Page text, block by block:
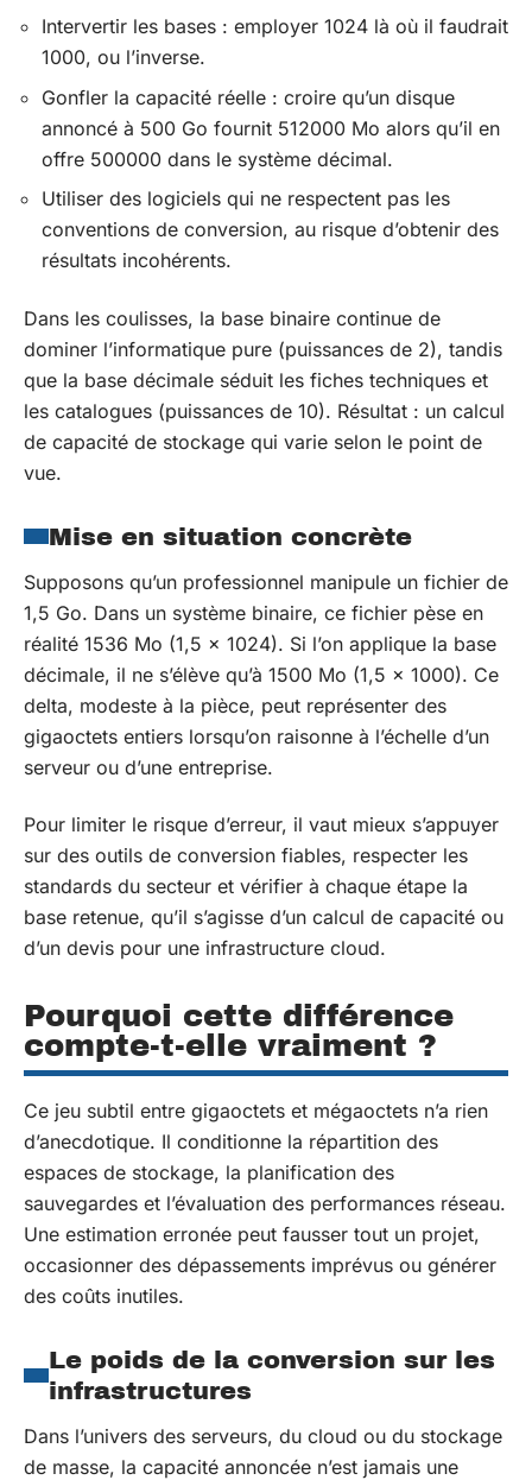
Intervertir les bases : employer 1024 là où il faudrait
1000, ou l’inverse.
Gonfler la capacité réelle : croire qu’un disque
annoncé à 500 Go fournit 512000 Mo alors qu’il en
offre 500000 dans le système décimal.
Utiliser des logiciels qui ne respectent pas les
conventions de conversion, au risque d’obtenir des
résultats incohérents.
Dans les coulisses, la base binaire continue de
dominer l’informatique pure (puissances de 2), tandis
que la base décimale séduit les fiches techniques et
les catalogues (puissances de 10). Résultat : un calcul
de capacité de stockage qui varie selon le point de
vue.
Mise en situation concrète
Supposons qu’un professionnel manipule un fichier de
1,5 Go. Dans un système binaire, ce fichier pèse en
réalité 1536 Mo (1,5 x 1024). Si l’on applique la base
décimale, il ne s’élève qu’à 1500 Mo (1,5 x 1000). Ce
delta, modeste à la pièce, peut représenter des
gigaoctets entiers lorsqu’on raisonne à l’échelle d’un
serveur ou d’une entreprise.
Pour limiter le risque d’erreur, il vaut mieux s’appuyer
sur des outils de conversion fiables, respecter les
standards du secteur et vérifier à chaque étape la
base retenue, qu’il s’agisse d’un calcul de capacité ou
d’un devis pour une infrastructure cloud.
Pourquoi cette différence
compte-t-elle vraiment ?
Ce jeu subtil entre gigaoctets et mégaoctets n’a rien
d’anecdotique. Il conditionne la répartition des
espaces de stockage, la planification des
sauvegardes et l’évaluation des performances réseau.
Une estimation erronée peut fausser tout un projet,
occasionner des dépassements imprévus ou générer
des coûts inutiles.
Le poids de la conversion sur les
infrastructures
Dans l’univers des serveurs, du cloud ou du stockage
de masse, la capacité annoncée n’est jamais une